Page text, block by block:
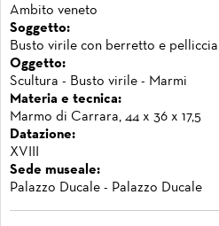
Ambito veneto
Soggetto:
Busto virile con berretto e pelliccia
Oggetto:
Scultura - Busto virile - Marmi
Materia e tecnica:
Marmo di Carrara, 44 x 36 x 17,5
Datazione:
XVIII
Sede museale:
Palazzo Ducale - Palazzo Ducale